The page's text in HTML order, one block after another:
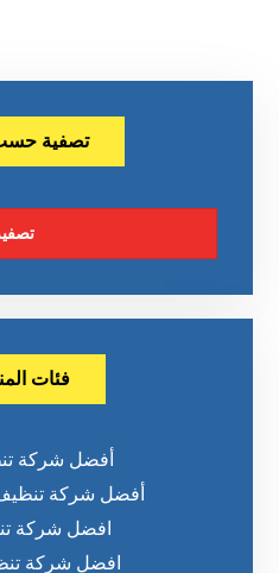
تصفية
فئات
أفضل شركة
أفضل شركة
افضل شركة
افضل شركة